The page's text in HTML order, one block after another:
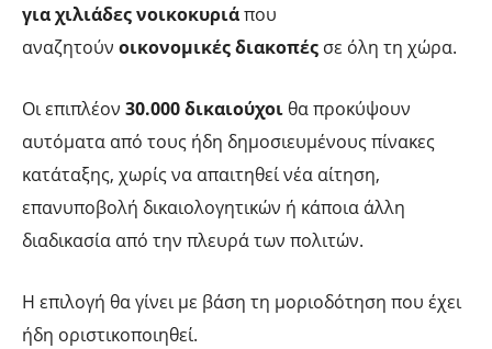
για χιλιάδες νοικοκυριάπου
αναζητούν οικονομικές διακοπές σε όλη τη χώρα.
Οι επιπλέον 30.000 δικαιούχοι θα προκύψουν
αυτόματα από τους ήδη δημοσιευμένους πίνακες
κατάταξης, χωρίς να απαιτηθεί νέα αίτηση,
επανυποβολή δικαιολογητικών ή κάποια άλλη
διαδικασία από την πλευρά των πολιτών.
Η επιλογή θα γίνει με βάση τη μοριοδότηση που έχει
ήδη οριστικοποιηθεί.